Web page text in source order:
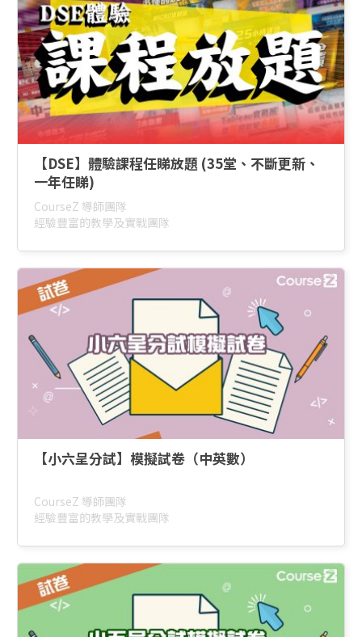
【DSE】體驗課程任睇放題 (35堂、不斷更新、
一年任睇)
CourseZ 導師團隊
經驗豐富的教學及實戰團隊
【小六呈分試】模擬試卷（中英數）
CourseZ 導師團隊
經驗豐富的教學及實戰團隊